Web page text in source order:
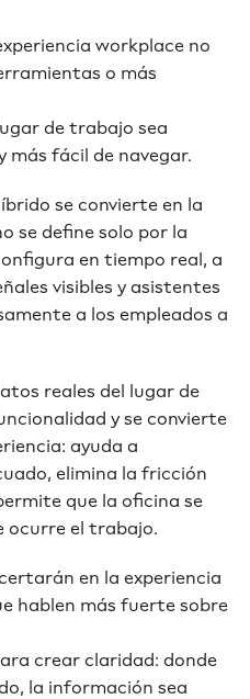
workplace no
o más
de trabajo sea
más fácil de navegar.
se convierte en la
se define solo por la
en tiempo real, a
visibles y asistentes
a los empleados a
reales del lugar de
y se convierte
ayuda a
elimina la fricción
que la oficina se
ocurre el trabajo.
en la experiencia
hablen más fuerte sobre
crear claridad: donde
la información sea